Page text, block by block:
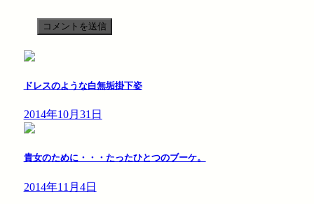
ドレスのような白無垢掛下姿
2014年10月31日
貴女のために・・・たったひとつのブーケ。
2014年11月4日